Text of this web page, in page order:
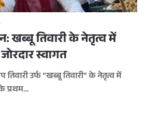
खब्बू तिवारी के नेतृत्व में
स्वागत
तिवारी उर्फ “खब्बू तिवारी” के नेतृत्व में
प्रथम…